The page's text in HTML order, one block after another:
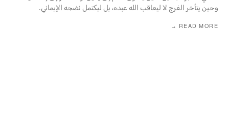
وحين يتأخر الفرج لا ليعاقب الله عبده، بل ليكتمل نضجه الإيماني.
READ MORE →